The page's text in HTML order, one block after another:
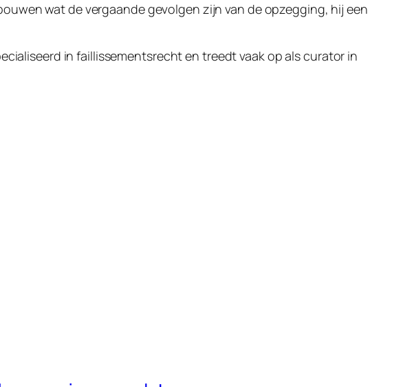
wat de vergaande gevolgen zijn van de opzegging, hij een
in faillissementsrecht en treedt vaak op als curator in